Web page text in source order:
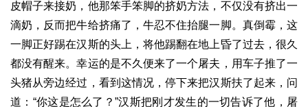
皮帽子来接奶，他那笨手笨脚的挤奶方法，不仅没有挤出一
滴奶，反而把牛给挤痛了，牛忍不住抬腿一脚。真倒霉，这
一脚正好踢在汉斯的头上，将他踢翻在地上昏了过去，很久
都没有醒来。幸运的是不久便来了一个屠夫，用车子推了一
头猪从旁边经过，看到这情况，停下来把汉斯扶了起来，问
道：“你这是怎么了？”汉斯把刚才发生的一切告诉了他，屠